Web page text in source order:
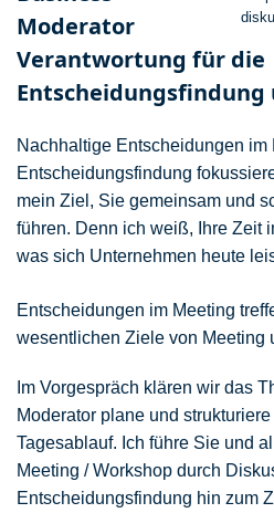
Moderator
Verantwortung für die
Entscheidungsfindung
Nachhaltige Entscheidungen im
Entscheidungsfindung
mein Ziel, Sie gemeinsam und
führen. Denn ich weiß, Ihre Zeit
was sich Unternehmen heute
Entscheidungen im Meeting
wesentlichen Ziele von Meeting
Im Vorgespräch klären wir das
Moderator plane und
Tagesablauf. Ich führe Sie und
Meeting / Workshop durch
Entscheidungsfindung hin zum